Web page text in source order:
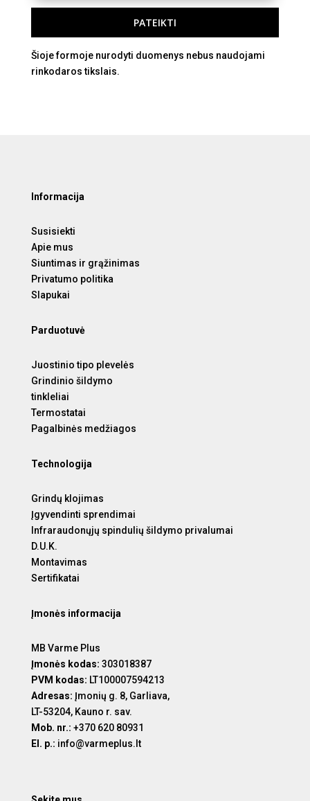
PATEIKTI
Šioje formoje nurodyti duomenys nebus naudojami
rinkodaros tikslais.
Informacija
Susisiekti
Apie mus
Siuntimas ir grąžinimas
Privatumo politika
Slapukai
Parduotuvė
Juostinio tipo plevelės
Grindinio šildymo
tinkleliai
Termostatai
Pagalbinės medžiagos
Technologija
Grindų klojimas
Įgyvendinti sprendimai
Infraraudonųjų spindulių šildymo privalumai
D.U.K.
Montavimas
Sertifikatai
Įmonės informacija
MB Varme Plus
Įmonės kodas: 303018387
PVM kodas: LT100007594213
Adresas: Įmonių g. 8, Garliava,
LT-53204, Kauno r. sav.
Mob. nr.: +370 620 80931
El. p.: info@varmeplus.lt